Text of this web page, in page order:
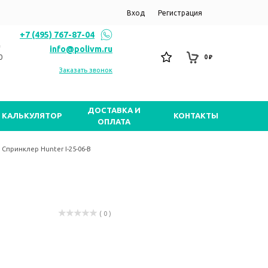
Вход Регистрация
+7 (495) 767-87-04
info@polivm.ru
Заказать звонок
0 ₽
КАЛЬКУЛЯТОР
ДОСТАВКА И
ОПЛАТА
КОНТАКТЫ
Спринклер Hunter I-25-06-B
( 0 )